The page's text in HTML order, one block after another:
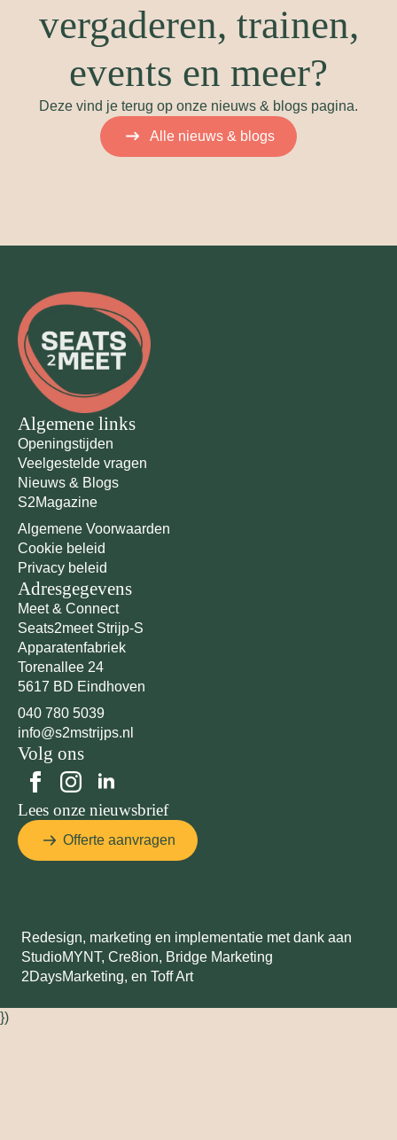
vergaderen, trainen,
events en meer?
Deze vind je terug op onze nieuws & blogs pagina.
Alle nieuws & blogs
Algemene links
Openingstijden
Veelgestelde vragen
Nieuws & Blogs
S2Magazine
Algemene Voorwaarden
Cookie beleid
Privacy beleid
Adresgegevens
Meet & Connect
Seats2meet Strijp-S
Apparatenfabriek
Torenallee 24
5617 BD Eindhoven
040 780 5039
info@s2mstrijps.nl
Volg ons
Lees onze nieuwsbrief
Offerte aanvragen
Redesign, marketing en implementatie met dank aan
StudioMYNT, Cre8ion, Bridge Marketing
2DaysMarketing, en Toff Art
})